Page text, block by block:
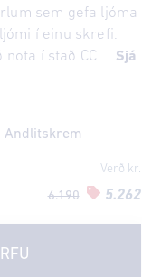
sem gefa ljóma
í einu skrefi.
í stað CC ... Sjá
Andlitskrem
Verð kr.
6.190 5.262